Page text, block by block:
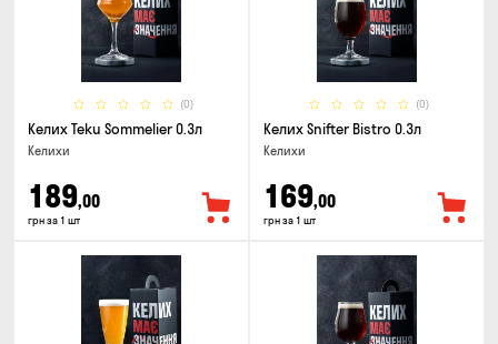
(0)
Келих Teku Sommelier 0.3л
Келихи
189,00
грн за 1 шт
(0)
Келих Snifter Bistro 0.3л
Келихи
169,00
грн за 1 шт